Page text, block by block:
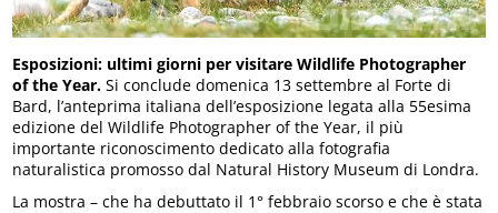
Esposizioni: ultimi giorni per visitare Wildlife Photographer
of the Year.Si conclude domenica 13 settembre al Forte di
Bard, l’anteprima italiana dell’esposizione legata alla 55esima
edizione del Wildlife Photographer of the Year, il più
importante riconoscimento dedicato alla fotografia
naturalistica promosso dal Natural History Museum di Londra.
La mostra – che ha debuttato il 1° febbraio scorso e che è stata